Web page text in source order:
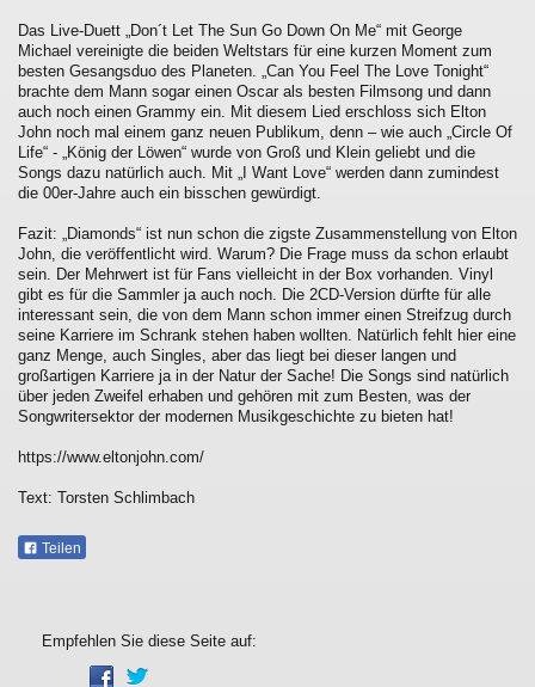
Das Live-Duett „Don´t Let The Sun Go Down On Me“ mit George
Michael vereinigte die beiden Weltstars für eine kurzen Moment zum
besten Gesangsduo des Planeten. „Can You Feel The Love Tonight“
brachte dem Mann sogar einen Oscar als besten Filmsong und dann
auch noch einen Grammy ein. Mit diesem Lied erschloss sich Elton
John noch mal einem ganz neuen Publikum, denn – wie auch „Circle Of
Life“ - „König der Löwen“ wurde von Groß und Klein geliebt und die
Songs dazu natürlich auch. Mit „I Want Love“ werden dann zumindest
die 00er-Jahre auch ein bisschen gewürdigt.
Fazit: „Diamonds“ ist nun schon die zigste Zusammenstellung von Elton
John, die veröffentlicht wird. Warum? Die Frage muss da schon erlaubt
sein. Der Mehrwert ist für Fans vielleicht in der Box vorhanden. Vinyl
gibt es für die Sammler ja auch noch. Die 2CD-Version dürfte für alle
interessant sein, die von dem Mann schon immer einen Streifzug durch
seine Karriere im Schrank stehen haben wollten. Natürlich fehlt hier eine
ganz Menge, auch Singles, aber das liegt bei dieser langen und
großartigen Karriere ja in der Natur der Sache! Die Songs sind natürlich
über jeden Zweifel erhaben und gehören mit zum Besten, was der
Songwritersektor der modernen Musikgeschichte zu bieten hat!
https://www.eltonjohn.com/
Text: Torsten Schlimbach
Teilen
Empfehlen Sie diese Seite auf: